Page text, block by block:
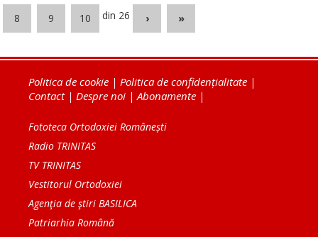
8 9 10 din 26 › »
Politica de cookie | Politica de confidențialitate |
Contact| Despre noi |Abonamente |
Fototeca Ortodoxiei Românești
Radio TRINITAS
TV TRINITAS
Vestitorul Ortodoxiei
Agenţia de ştiri BASILICA
Patriarhia Română